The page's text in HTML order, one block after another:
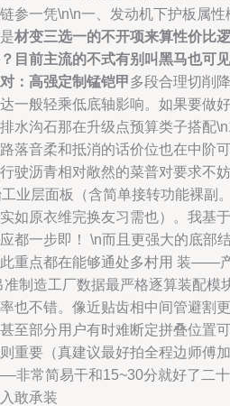
参一凭\n\n一、发动机下护板属性
材变三选一的不开项来算性价比逻
目前主流的不式有别叫黑马也可见
：高强定制锰铠甲多段合理切削降
一般轻乘低底轴影响。如果要做好
水沟石那在升级点预算类子搭配
落音柔和抵消的话价位也在中阶可
驶沥青相对敞然的菜普对要求不妨
业层面板（含简单接转功能裸副
如原衣维完换友习需也）。我基于
都一步即！ \n而且更强大的底部
重点都在能够通处多村用 装——
制造工厂数据最严格逐算装配模
也不错。像近贴齿相中间管避割更
至部分用户有时难断定拼叠位置可
重要（真建议最好拍全程边师傅加
非常简易干和15~30分就好了二十
敢承装